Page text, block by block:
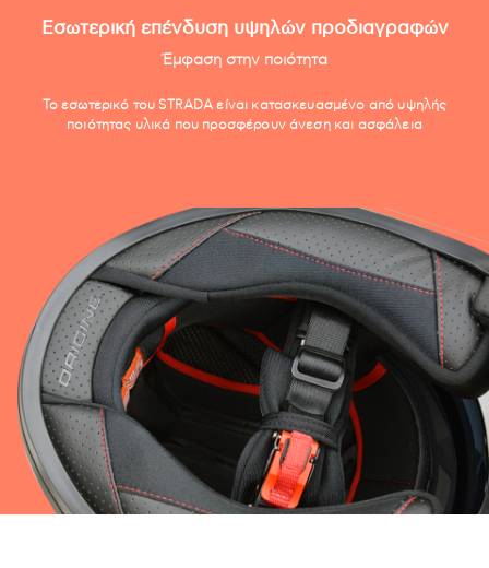
Εσωτερική επένδυση υψηλών προδιαγραφών
Έμφαση στην ποιότητα
Το εσωτερικό του STRADA είναι κατασκευασμένο από υψηλής
ποιότητας υλικά που προσφέρουν άνεση και ασφάλεια